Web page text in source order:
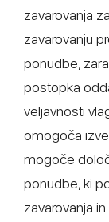
zavarovanja
zavarovanju
ponudbe,
postopka
veljavnosti
omogoča
mogoče
ponudbe, ki
zavarovanja